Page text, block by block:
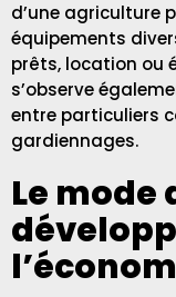
d’une agriculture
équipements
prêts, location ou
s’observe
entre particuliers
gardiennages.
Le mode